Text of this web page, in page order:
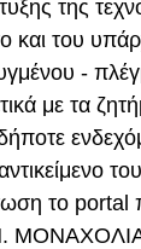
της
και του
-
με τα
το portal